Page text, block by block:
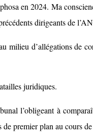
en 2024. Ma
dirigeants de
milieu d’allégations de
juridiques.
l’obligeant à
premier plan au cours